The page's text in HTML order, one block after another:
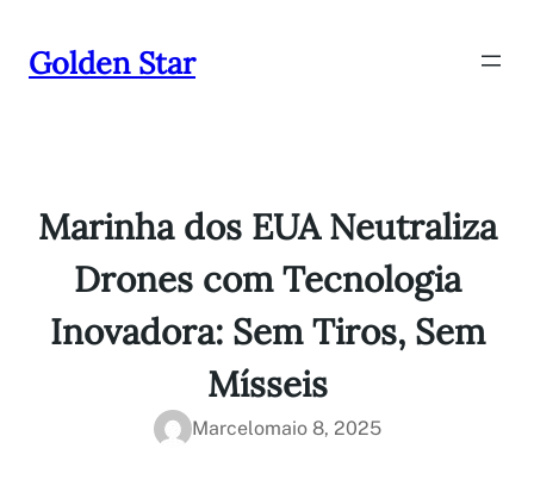
para
Golden Star
Marinha dos EUA Neutraliza
Drones com Tecnologia
Inovadora: Sem Tiros, Sem
Mísseis
Marcelomaio 8, 2025